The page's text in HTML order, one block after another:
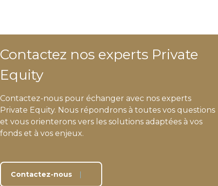
Contactez nos experts Private
Equity
Contactez-nous pour échanger avec nos experts
Private Equity. Nous répondrons à toutes vos questions
et vous orienterons vers les solutions adaptées à vos
fonds et à vos enjeux.
Contactez-nous